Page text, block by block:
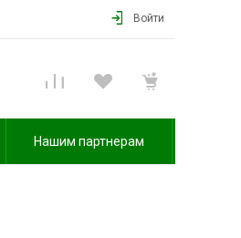
Войти
Нашим партнерам